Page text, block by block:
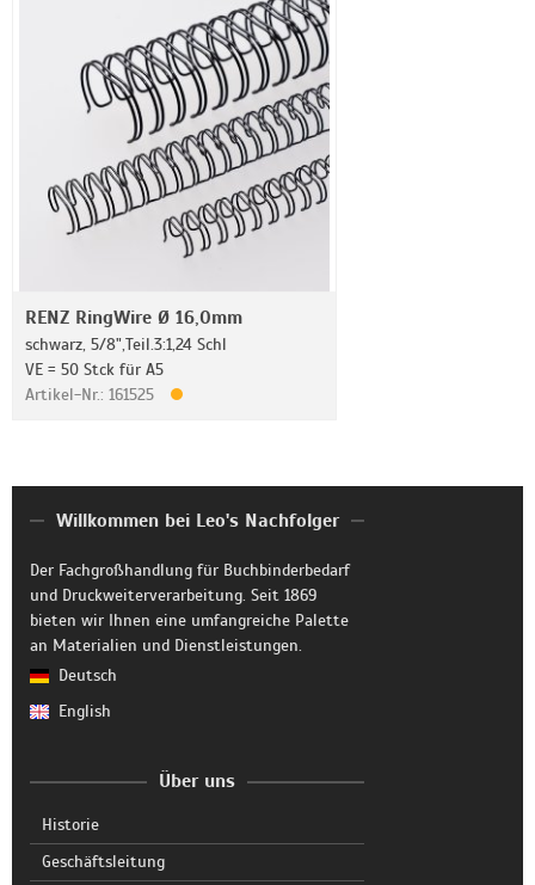
RENZ RingWire Ø 16,0mm
schwarz, 5/8",Teil.3:1,24 Schl
VE = 50 Stck für A5
Artikel-Nr.: 161525
Willkommen bei Leo's Nachfolger
Der Fachgroßhandlung für Buchbinderbedarf
und Druckweiterverarbeitung. Seit 1869
bieten wir Ihnen eine umfangreiche Palette
an Materialien und Dienstleistungen.
Deutsch
English
Über uns
Historie
Geschäftsleitung